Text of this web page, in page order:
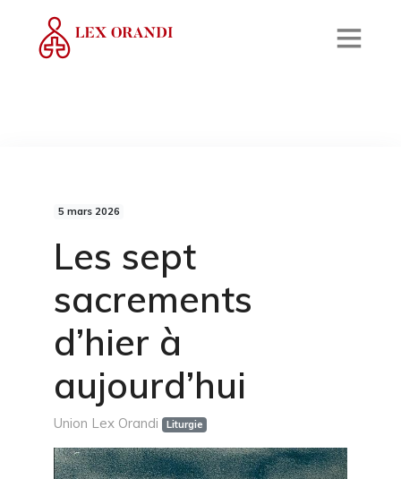
5 mars 2026
Les sept
sacrements
d’hier à
aujourd’hui
Union Lex Orandi Liturgie